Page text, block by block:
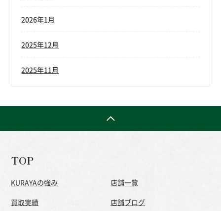
2026年1月
2025年12月
2025年11月
TOP
KURAYAの強み
買取実績
店舗一覧
店舗ブログ